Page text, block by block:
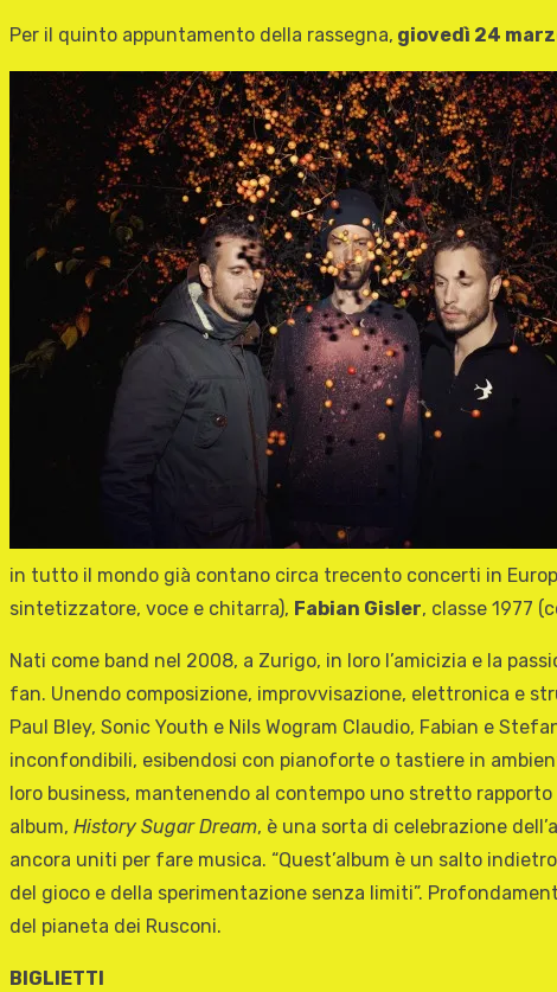
Per il quinto appuntamento della rassegna, giovedì 24
in tutto il mondo già contano circa trecento concerti in
sintetizzatore, voce e chitarra), Fabian Gisler, classe 1977
Nati come band nel 2008, a Zurigo, in loro l’amicizia e la
fan. Unendo composizione, improvvisazione, elettronica e
Paul Bley, Sonic Youth e Nils Wogram Claudio, Fabian e
inconfondibili, esibendosi con pianoforte o tastiere in
loro business, mantenendo al contempo uno stretto
album, History Sugar Dream, è una sorta di celebrazione
ancora uniti per fare musica. “Quest’album è un salto
del gioco e della sperimentazione senza limiti”.
del pianeta dei Rusconi.
BIGLIETTI